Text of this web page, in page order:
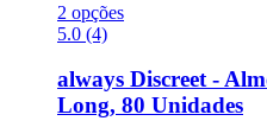
2 opções
5.0 (4)
always Discreet -​
Long, 80 Unidades